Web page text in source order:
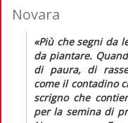
Novara
«Più che segni da
da piantare.
di paura, di
come il contadino
scrigno che
per la semina di